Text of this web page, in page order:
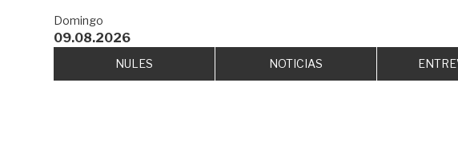
Domingo
09.08.2026
NULES NOTICIAS